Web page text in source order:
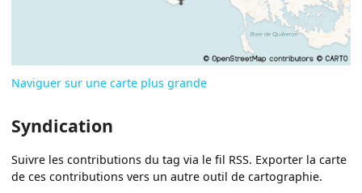
Naviguer sur une carte plus grande
Syndication
Suivre les contributions du tag via le fil RSS. Exporter la carte
de ces contributions vers un autre outil de cartographie.